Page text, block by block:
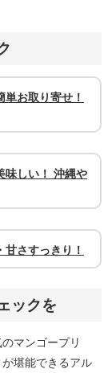
お取り寄せ！
味しい！ 沖縄や
さすっきり！
ックを
マンゴープリ
堪能できるアル